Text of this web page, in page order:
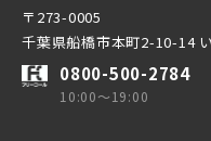
〒273-0005
千葉県船橋市本町2-10-14
0800-500-2784
10:00～19:00